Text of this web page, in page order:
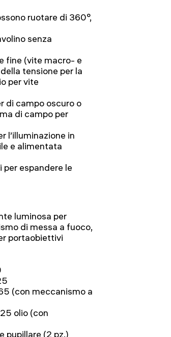
ruotare di 360°,
senza
fine (vite macro- e
tensione per la
per vite
di campo oscuro o
di campo per
l’illuminazione in
e alimentata
espandere le
luminosa per
di messa a fuoco,
portaobiettivi
(con meccanismo a
olio (con
pupillare (2 pz.)